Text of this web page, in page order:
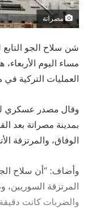
مصراتة
شن سلاح الجو
مساء اليوم
العمليات التركية في
وقال مصدر عسكري
بمدينة مصراتة بعد
الوفاق، والمرتزقة
وأضاف: “أن سلاح
والضربات كانت